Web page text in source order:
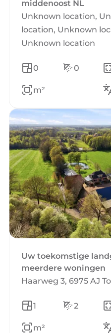
middenoost NL
Unknown location,
location, Unknown
Unknown location
0 0
m²
Uw toekomstige
meerdere woningen
Haarweg 3, 6975 AJ
1 2
m²